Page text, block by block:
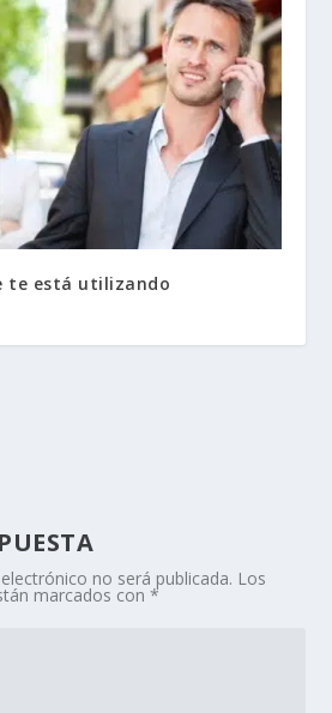
te está utilizando
no será publicada. Los
marcados con*